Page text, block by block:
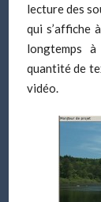
lecture des
qui s’affiche
longtemps
quantité de
vidéo.